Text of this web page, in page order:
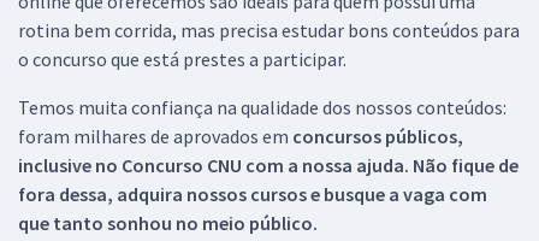
rotina bem corrida, mas precisa estudar bons conteúdos para
o concurso que está prestes a participar.
Temos muita confiança na qualidade dos nossos conteúdos:
foram milhares de aprovados em concursos públicos,
inclusive no Concurso CNU com a nossa ajuda. Não fique de
fora dessa, adquira nossos cursos e busque a vaga com
que tanto sonhou no meio público.